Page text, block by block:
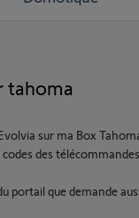
tahoma
sur ma Box
des télécommandes
portail que demande